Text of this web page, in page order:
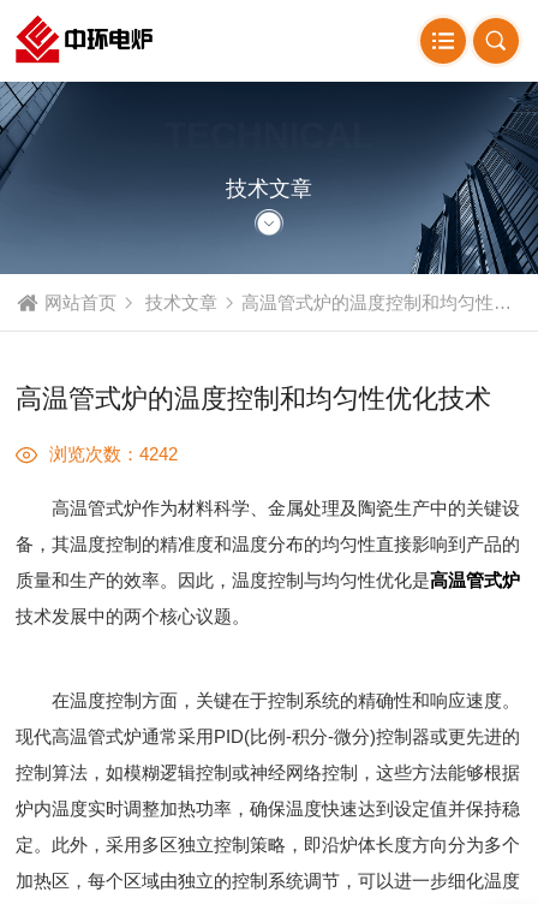
ARTICLE
技术文章
网站首页 技术文章 高温管式炉的温度控制和均匀性优化技术
高温管式炉的温度控制和均匀性优化技术
浏览次数：4242
高温管式炉作为材料科学、金属处理及陶瓷生产中的关键设
备，其温度控制的精准度和温度分布的均匀性直接影响到产品的
质量和生产的效率。因此，温度控制与均匀性优化是高温管式炉
技术发展中的两个核心议题。
在温度控制方面，关键在于控制系统的精确性和响应速度。
现代高温管式炉通常采用PID(比例-积分-微分)控制器或更先进的
控制算法，如模糊逻辑控制或神经网络控制，这些方法能够根据
炉内温度实时调整加热功率，确保温度快速达到设定值并保持稳
定。此外，采用多区独立控制策略，即沿炉体长度方向分为多个
加热区，每个区域由独立的控制系统调节，可以进一步细化温度